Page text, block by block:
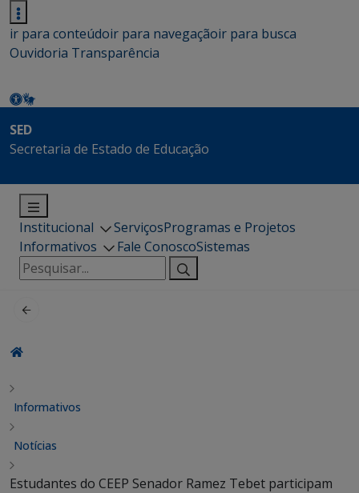
ir para conteúdoir para navegaçãoir para busca
Ouvidoria Transparência
SED
Secretaria de Estado de Educação
Institucional ServiçosProgramas e Projetos
Informativos
Fale ConoscoSistemas
Pesquisar
por:
Informativos
Notícias
Estudantes do CEEP Senador Ramez Tebet participam